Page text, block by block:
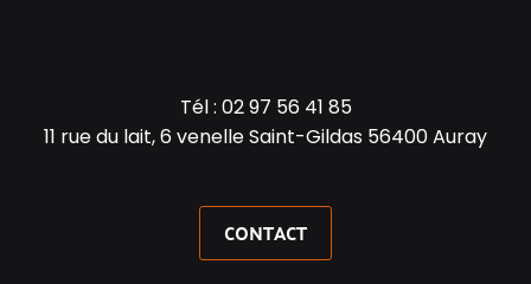
Tél : 02 97 56 41 85
11 rue du lait, 6 venelle Saint-Gildas 56400 Auray
CONTACT